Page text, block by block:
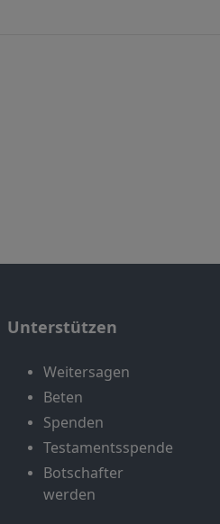
Unterstützen
Weitersagen
Beten
Spenden
Testamentsspende
Botschafter
werden